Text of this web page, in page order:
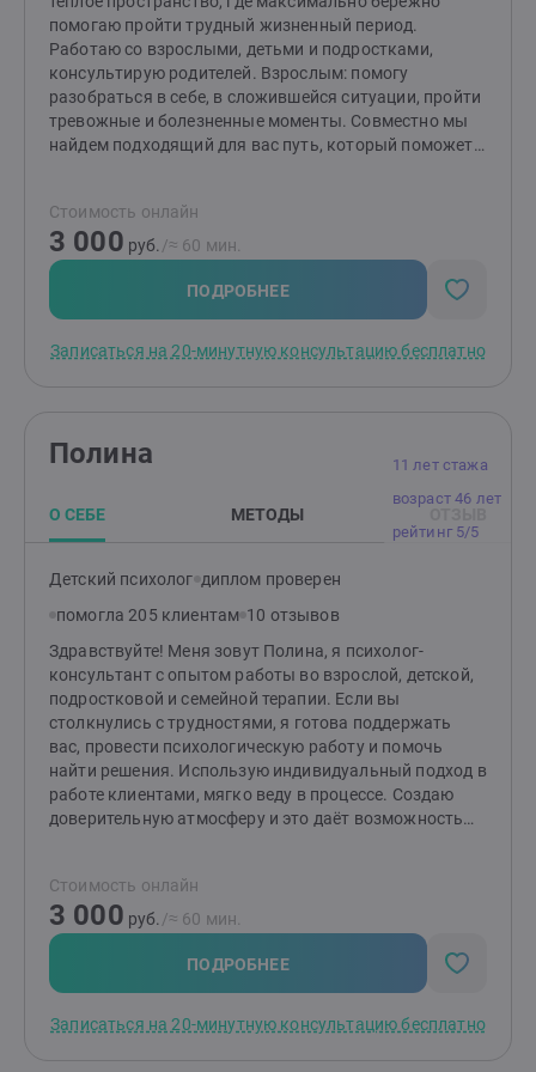
кто хочет и готов сделать свою жизнь лучше.
помогаю пройти трудный жизненный период.
Работаю со взрослыми, детьми и подростками,
консультирую родителей. Взрослым: помогу
разобраться в себе, в сложившейся ситуации, пройти
тревожные и болезненные моменты. Совместно мы
найдем подходящий для вас путь, который поможет
страхами, вспышками гнева, эмоциональной
чувствительностью и ранимостью, обрести
уверенность, улучшить отношения с окружающими.
Родителям: помогу разобраться в причинах
возникших трудностей и найти эффективные способы
отношения и понять своего ребенка.
Стоимость онлайн
3 000 руб. /≈ 60 мин.
ПОДРОБНЕЕ
Записаться на 20-минутную консультацию бесплатно
11 лет стажа
возраст 46 лет
рейтинг 5/5
Полина
О СЕБЕ МЕТОДЫ
Детский психолог диплом проверен
помогла 205 клиентам 10 отзывов
Здравствуйте! Меня зовут Полина, я психолог-
консультант с опытом работы во взрослой, детской,
подростковой и семейной терапии. Если вы
столкнулись с трудностями, я готова поддержать
вас, провести психологическую работу и помочь
найти решения. Использую индивидуальный подход в
работе клиентами, мягко веду в процессе. Создаю
доверительную атмосферу и это даёт возможность
осознаванием, гештальт-терапия, кроме этого я
использую элементы когнитивно-поведенческой, арт-
терапии, расстановки, терапию принятия и
обязательств и другие техники и методы. Работаю в
краткосрочном подходе (до 10 консультаций), как
рамках работы над запросом мы выделяем
Стоимость онлайн
3 000 руб. /≈ 60 мин.
ПОДРОБНЕЕ
Записаться на 20-минутную консультацию бесплатно